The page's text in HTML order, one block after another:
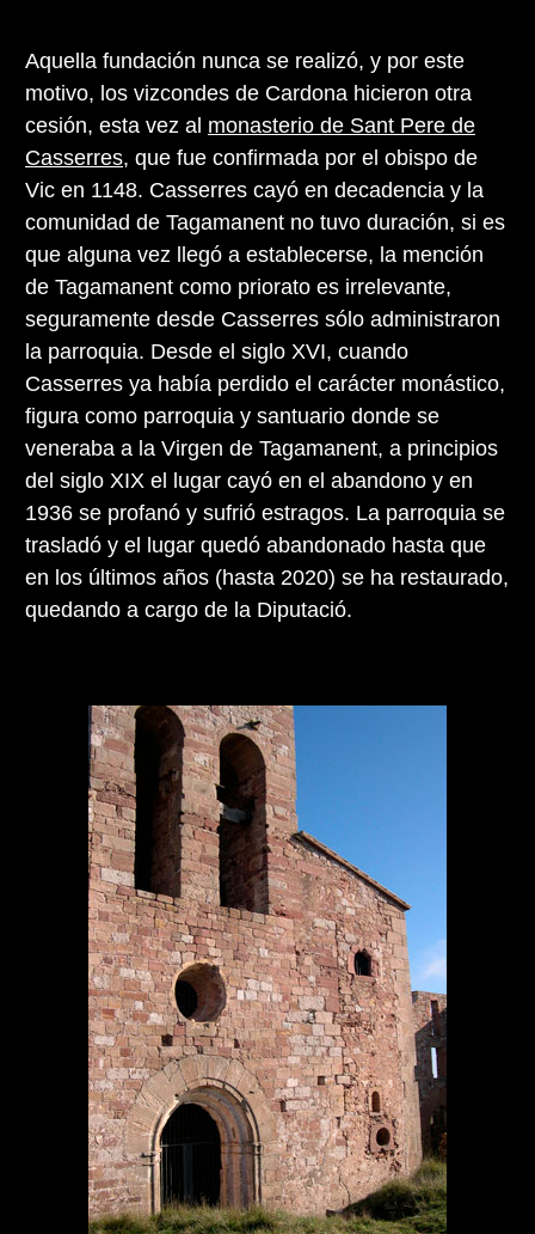
Aquella fundación nunca se realizó, y por este
motivo, los vizcondes de Cardona hicieron otra
cesión, esta vez al monasterio de Sant Pere de
Casserres, que fue confirmada por el obispo de
Vic en 1148. Casserres cayó en decadencia y la
comunidad de Tagamanent no tuvo duración, si es
que alguna vez llegó a establecerse, la mención
de Tagamanent como priorato es irrelevante,
seguramente desde Casserres sólo administraron
la parroquia. Desde el siglo XVI, cuando
Casserres ya había perdido el carácter monástico,
figura como parroquia y santuario donde se
veneraba a la Virgen de Tagamanent, a principios
del siglo XIX el lugar cayó en el abandono y en
1936 se profanó y sufrió estragos. La parroquia se
trasladó y el lugar quedó abandonado hasta que
en los últimos años (hasta 2020) se ha restaurado,
quedando a cargo de la Diputació.